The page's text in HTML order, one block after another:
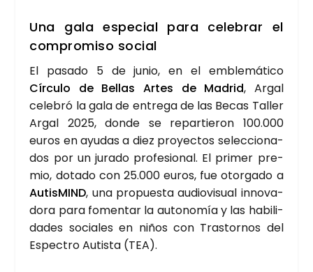
Una gala espe­cial para cele­brar el
com­pro­mi­so social
El pasa­do 5 de junio, en el emble­má­ti­co
Círcu­lo de Bellas Artes de Madrid, Argal
cele­bró la gala de entre­ga de las Becas Taller
Argal 2025, don­de se repar­tie­ron 100.000
euros en ayu­das a diez pro­yec­tos selec­cio­na­
dos por un jura­do pro­fe­sio­nal. El pri­mer pre­
mio, dota­do con 25.000 euros, fue otor­ga­do a
Autis­MIND, una pro­pues­ta audio­vi­sual inno­va­
do­ra para fomen­tar la auto­no­mía y las habi­li­
da­des socia­les en niños con Tras­tor­nos del
Espec­tro Autis­ta (TEA).